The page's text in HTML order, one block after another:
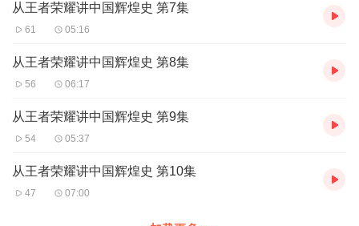
从王者荣耀讲中国辉煌史 第7集
61 05:16
从王者荣耀讲中国辉煌史 第8集
56 06:17
从王者荣耀讲中国辉煌史 第9集
54 05:37
从王者荣耀讲中国辉煌史 第10集
47 07:00